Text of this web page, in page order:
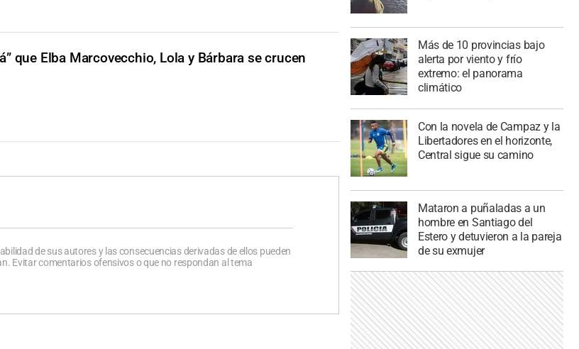
que Elba Marcovecchio, Lola y Bárbara se crucen
de sus autores y las consecuencias derivadas de ellos pueden
Evitar comentarios ofensivos o que no respondan al tema
Más de 10 provincias bajo
alerta por viento y frío
extremo: el panorama
climático
Con la novela de Campaz y la
Libertadores en el horizonte,
Central sigue su camino
Mataron a puñaladas a un
hombre en Santiago del
Estero y detuvieron a la pareja
de su exmujer